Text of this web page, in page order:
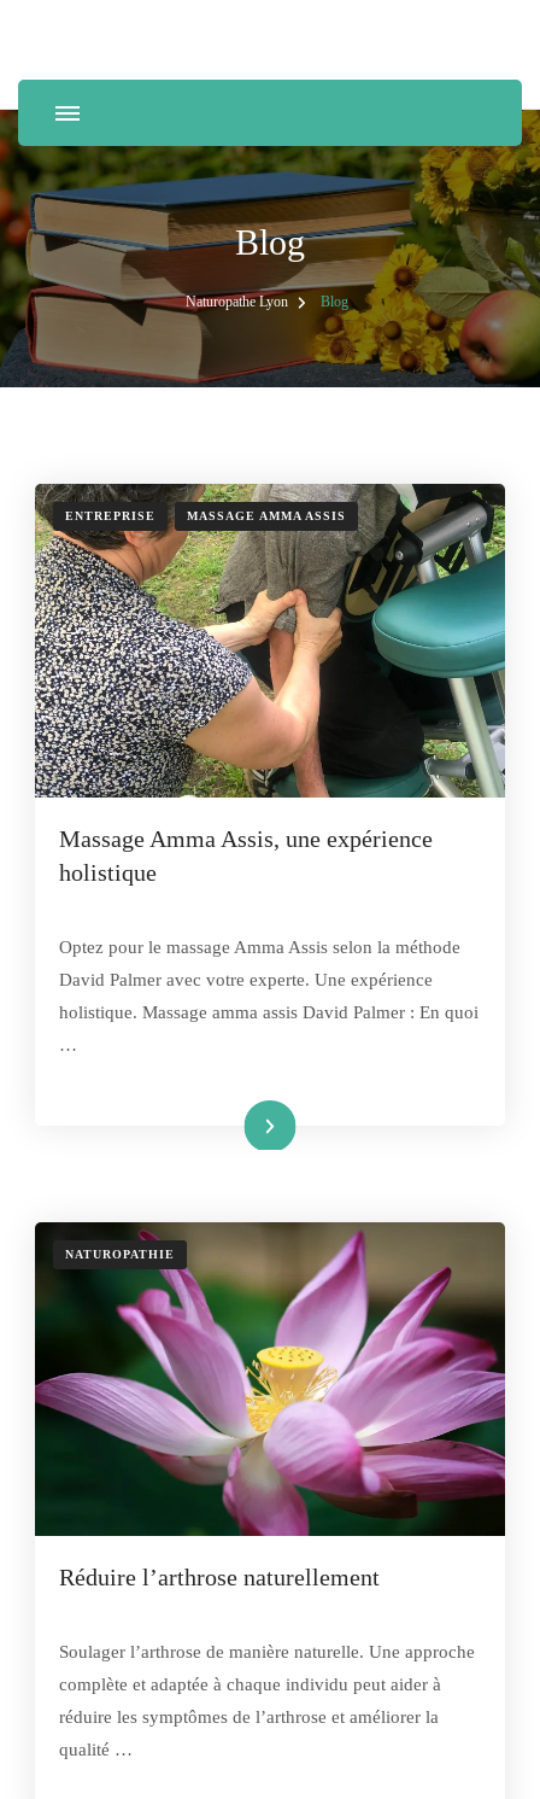
Laurence Bonmatin
Blog
Naturopathe Lyon Blog
ENTREPRISE MASSAGE AMMA ASSIS
Massage Amma Assis, une expérience
holistique
Optez pour le massage Amma Assis selon la méthode
David Palmer avec votre experte. Une expérience
holistique. Massage amma assis David Palmer : En quoi
…
Lire la suite
NATUROPATHIE
Réduire l’arthrose naturellement
Soulager l’arthrose de manière naturelle. Une approche
complète et adaptée à chaque individu peut aider à
réduire les symptômes de l’arthrose et améliorer la
qualité …